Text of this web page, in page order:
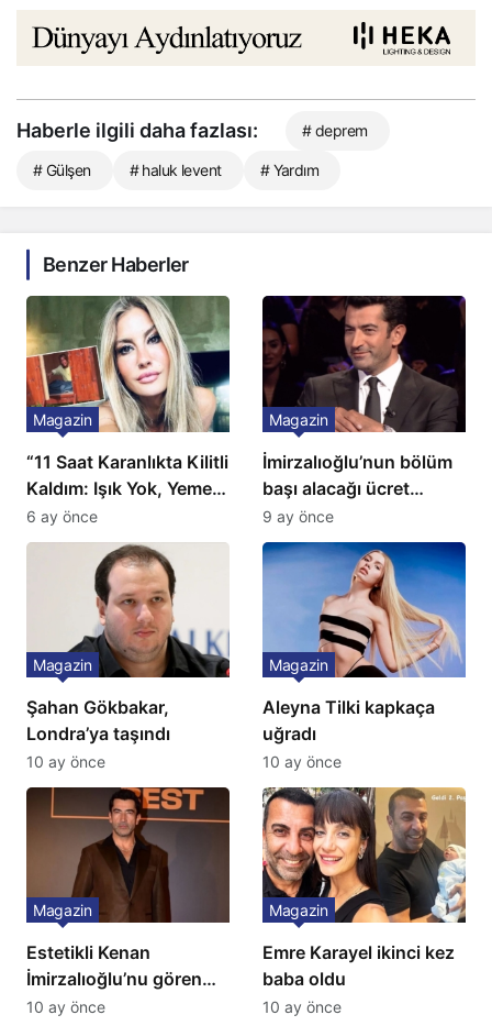
Haberle ilgili daha fazlası: # deprem
# Gülşen # haluk levent # Yardım
Benzer Haberler
“11 Saat Karanlıkta Kilitli
Kaldım: Işık Yok, Yemek
Yok, Tuvalet Yok!”
Çağla Şikel’den Şok
Magazin
6 ay önce
İmirzalıoğlu’nun bölüm
başı alacağı ücret
Türkiye’de bir ilk:
Gözünü 2 ilçeye dikti!
Magazin
9 ay önce
Şahan Gökbakar,
Londra’ya taşındı
Magazin
10 ay önce
Aleyna Tilki kapkaça
uğradı
Magazin
10 ay önce
Estetikli Kenan
İmirzalıoğlu’nu gören
tanıyamıyor: Son hali
Magazin
10 ay önce
Emre Karayel ikinci kez
baba oldu
Magazin
10 ay önce